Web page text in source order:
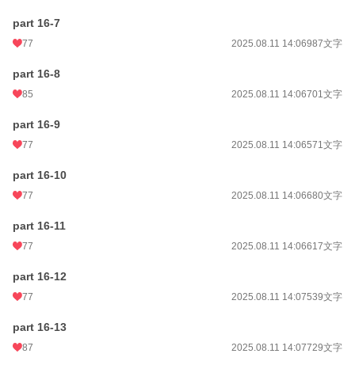
part 16-7
77 2025.08.11 14:06987文字
part 16-8
85 2025.08.11 14:06701文字
part 16-9
77 2025.08.11 14:06571文字
part 16-10
77 2025.08.11 14:06680文字
part 16-11
77 2025.08.11 14:06617文字
part 16-12
77 2025.08.11 14:07539文字
part 16-13
87 2025.08.11 14:07729文字